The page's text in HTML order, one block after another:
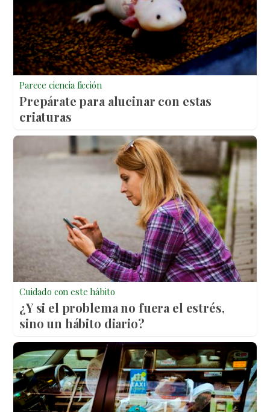
Parece ciencia ficción
Prepárate para alucinar con estas
criaturas
Cuidado con este hábito
¿Y si el problema no fuera el estrés,
sino un hábito diario?